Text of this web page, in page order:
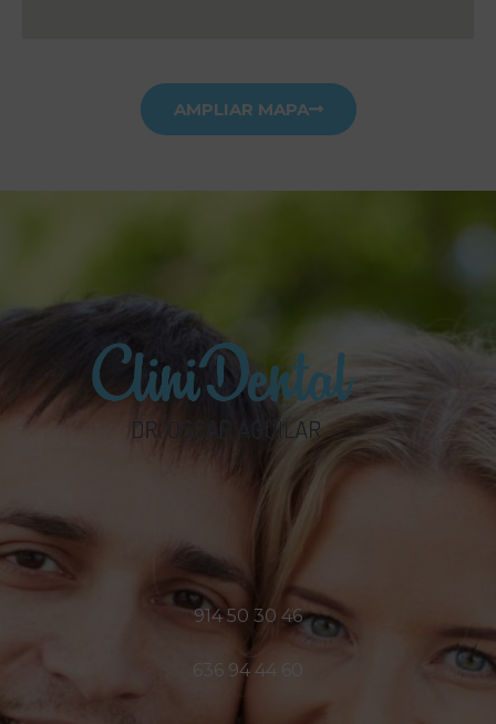
AMPLIAR MAPA
914 50 30 46
636 94 44 60